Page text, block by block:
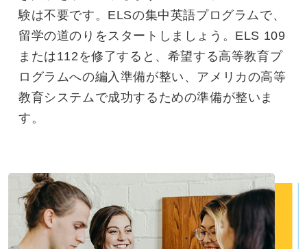
験は不要です。ELSの集中英語プログラムで、
留学の道のりをスタートしましょう。ELS 109
または112を修了すると、希望する高等教育プ
ログラムへの編入準備が整い、アメリカの高等
教育システムで成功するための準備が整いま
す。